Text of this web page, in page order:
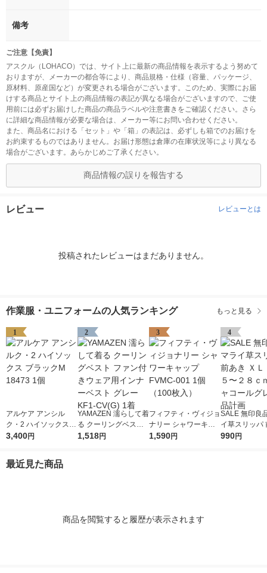
備考
ご注意【免責】
アスクル（LOHACO）では、サイト上に最新の商品情報を表示するよう努めて
おりますが、メーカーの都合等により、商品規格・仕様（容量、パッケージ、
原材料、原産国など）が変更される場合がございます。このため、実際にお届
けする商品とサイト上の商品情報の表記が異なる場合がございますので、ご使
用前には必ずお届けした商品の商品ラベルや注意書きをご確認ください。さら
に詳細な商品情報が必要な場合は、メーカー等にお問い合わせください。
また、商品名における「セット」や「箱」の表記は、必ずしも箱でのお届けを
お約束するものではありません。お届け形態は倉庫の在庫状況等により異なる
場合がございます。あらかじめご了承ください。
商品情報の誤りを報告する
レビュー レビューとは
投稿されたレビューはまだありません。
作業服・ユニフォームの人気ランキング もっと見る
1
アルケア アンシル
ク・2 ハイソックス
ブラックM 18473 1個
3,400円
2
YAMAZEN 濡らして着
る クーリングベスト
ファン付きウェア用イ
1,518円
3
フィフティ・ヴィジョ
ナリー シャワーキャ
ップ FVMC-001 1個
1,590円
4
SALE 無印良
イ草スリッパ
ＸＬ ２６．５
990円
最近見た商品
商品を閲覧すると履歴が表示されます